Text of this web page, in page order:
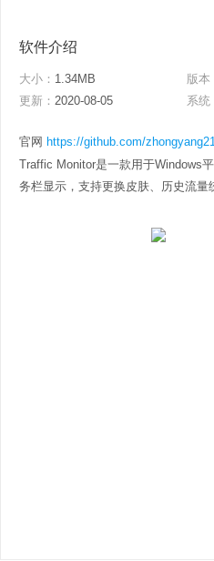
软件介绍
大小： 1.34MB 版本
更新： 2020-08-05 系统
官网 https://github.com/
Traffic Monitor是一款用于Windows
务栏显示，支持更换皮肤、历史流量